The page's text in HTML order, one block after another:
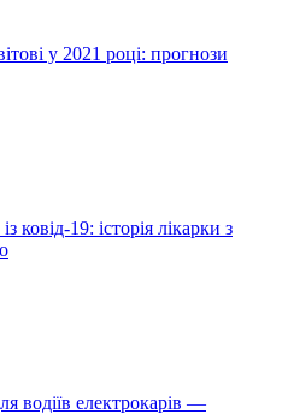
у 2021 році: прогнози
ковід-19: історія лікарки з
водіїв електрокарів —